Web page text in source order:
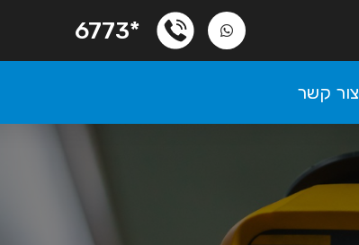
*6773
צור קשר